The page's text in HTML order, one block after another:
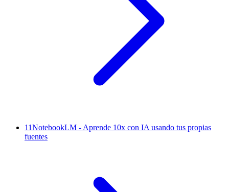
11NotebookLM - Aprende 10x con IA usando tus propias
fuentes